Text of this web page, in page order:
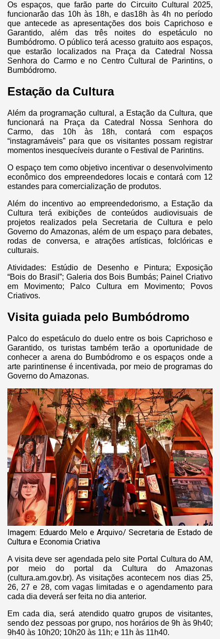
Os espaços, que farão parte do Circuito Cultural 2025,
funcionarão das 10h às 18h, e das18h às 4h no período
que antecede as apresentações dos bois Caprichoso e
Garantido, além das três noites do espetáculo no
Bumbódromo. O público terá acesso gratuito aos espaços,
que estarão localizados na Praça da Catedral Nossa
Senhora do Carmo e no Centro Cultural de Parintins, o
Bumbódromo.
Estação da Cultura
Além da programação cultural, a Estação da Cultura, que
funcionará na Praça da Catedral Nossa Senhora do
Carmo, das 10h às 18h, contará com espaços
“instagramáveis” para que os visitantes possam registrar
momentos inesquecíveis durante o Festival de Parintins.
O espaço tem como objetivo incentivar o desenvolvimento
econômico dos empreendedores locais e contará com 12
estandes para comercialização de produtos.
Além do incentivo ao empreendedorismo, a Estação da
Cultura terá exibições de conteúdos audiovisuais de
projetos realizados pela Secretaria de Cultura e pelo
Governo do Amazonas, além de um espaço para debates,
rodas de conversa, e atrações artísticas, folclóricas e
culturais.
Atividades: Estúdio de Desenho e Pintura; Exposição
“Bois do Brasil”; Galeria dos Bois Bumbás; Painel Criativo
em Movimento; Palco Cultura em Movimento; Povos
Criativos.
Visita guiada pelo Bumbódromo
Palco do espetáculo do duelo entre os bois Caprichoso e
Garantido, os turistas também terão a oportunidade de
conhecer a arena do Bumbódromo e os espaços onde a
arte parintinense é incentivada, por meio de programas do
Governo do Amazonas.
Imagem: Eduardo Melo e Arquivo/ Secretaria de Estado de
Cultura e Economia Criativa
A visita deve ser agendada pelo site Portal Cultura do AM,
por meio do portal da Cultura do Amazonas
(cultura.am.gov.br). As visitações acontecem nos dias 25,
26, 27 e 28, com vagas limitadas e o agendamento para
cada dia deverá ser feita no dia anterior.
Em cada dia, será atendido quatro grupos de visitantes,
sendo dez pessoas por grupo, nos horários de 9h às 9h40;
9h40 às 10h20; 10h20 às 11h; e 11h às 11h40.